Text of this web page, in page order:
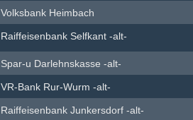
Volksbank Heimbach
Raiffeisenbank Selfkant -alt-
Spar-u Darlehnskasse -alt-
VR-Bank Rur-Wurm -alt-
Raiffeisenbank Junkersdorf -alt-